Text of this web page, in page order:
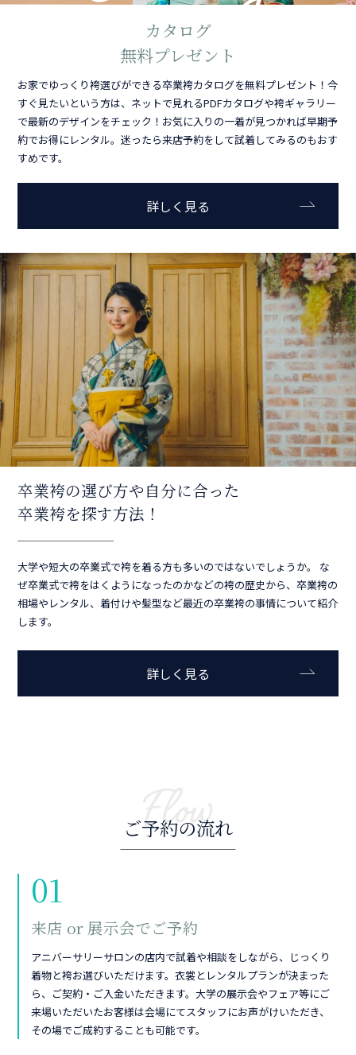
カタログ
無料プレゼント
お家でゆっくり袴選びができる卒業袴カタログを無料プレゼント！今
すぐ見たいという方は、ネットで見れるPDFカタログや袴ギャラリー
で最新のデザインをチェック！お気に入りの一着が見つかれば早期予
約でお得にレンタル。迷ったら来店予約をして試着してみるのもおす
すめです。
詳しく見る
卒業袴の選び方や自分に合った
卒業袴を探す方法！
大学や短大の卒業式で袴を着る方も多いのではないでしょうか。 な
ぜ卒業式で袴をはくようになったのかなどの袴の歴史から、卒業袴の
相場やレンタル、着付けや髪型など最近の卒業袴の事情について紹介
します。
詳しく見る
Flow
ご予約の流れ
01
来店 or 展示会でご予約
アニバーサリーサロンの店内で試着や相談をしながら、じっくり
着物と袴お選びいただけます。衣裳とレンタルプランが決まった
ら、ご契約・ご入金いただきます。大学の展示会やフェア等にご
来場いただいたお客様は会場にてスタッフにお声がけいただき、
その場でご成約することも可能です。